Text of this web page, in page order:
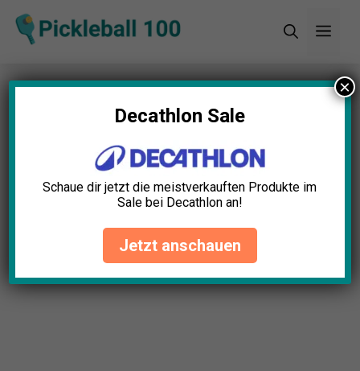
Zum
Inhalt
Startseite»Blog»Pickleball News Oktober 2024
Decathlon Sale
Schaue dir jetzt die meistverkauften Produkte im
Sale bei Decathlon an!
Jetzt anschauen
×